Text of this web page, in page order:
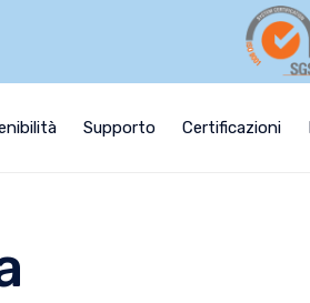
Supporto Certificazioni